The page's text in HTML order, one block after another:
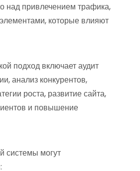
над привлечением трафика,
которые влияют
подход включает аудит
анализ конкурентов,
роста, развитие сайта,
и повышение
системы могут